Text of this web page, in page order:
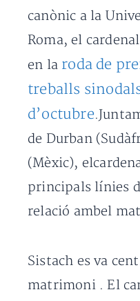
canònic a la
Roma, el
en la roda de
treballs
d’octubre
de Durban
(Mèxic),
principals línies
relació ambel
Sistach es va
matrimoni . El